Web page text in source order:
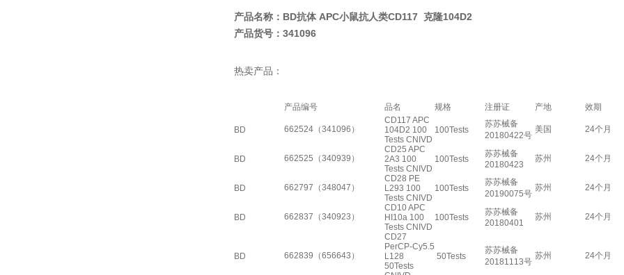
产品名称：BD抗体 APC小鼠抗人类CD117 克隆104D2
产品货号：341096
热卖产品：
产品编号 品名 规格 注册证 产地 效期
BD 662524（341096）
CD117 APC
104D2 100
Tests CNIVD
100Tests
苏苏械备
20180422号
美国 24个月
BD 662525（340939）
CD25 APC
2A3 100
Tests CNIVD
100Tests
苏苏械备
20180423
苏州 24个月
BD 662797（348047）
CD28 PE
L293 100
Tests CNIVD
100Tests
苏苏械备
20190075号
苏州 24个月
BD 662837（340923）
CD10 APC
HI10a 100
Tests CNIVD
100Tests
苏苏械备
20180401
苏州 24个月
BD 662839（656643）
CD27
PerCP-Cy5.5
L128
50Tests
50Tests
苏苏械备
20181113号
苏州 24个月